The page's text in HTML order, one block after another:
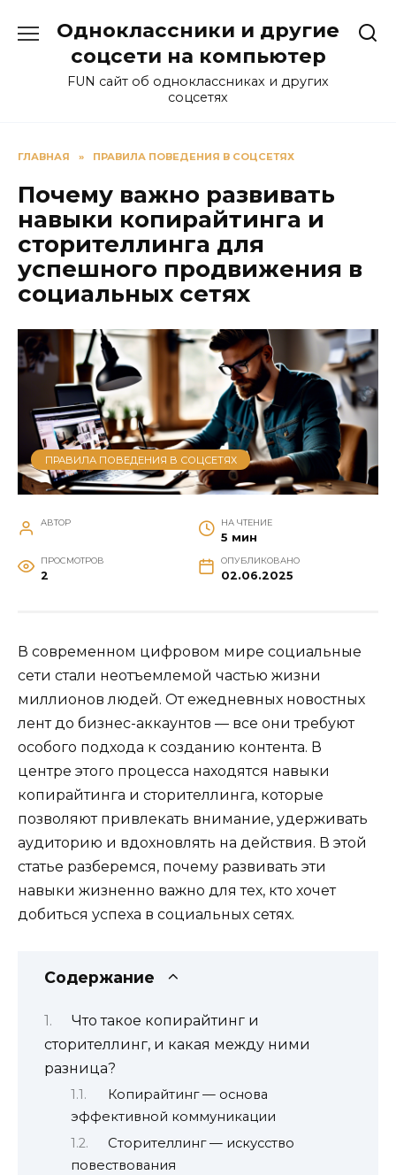
содержанию
Одноклассники и другие
соцсети на компьютер
FUN сайт об одноклассниках и других
соцсетях
ГЛАВНАЯ » ПРАВИЛА ПОВЕДЕНИЯ В СОЦСЕТЯХ
Почему важно развивать
навыки копирайтинга и
сторителлинга для
успешного продвижения в
социальных сетях
ПРАВИЛА ПОВЕДЕНИЯ В СОЦСЕТЯХ
АВТОР НА ЧТЕНИЕ
5 мин
ПРОСМОТРОВ
2
ОПУБЛИКОВАНО
02.06.2025
В современном цифровом мире социальные
сети стали неотъемлемой частью жизни
миллионов людей. От ежедневных новостных
лент до бизнес-аккаунтов — все они требуют
особого подхода к созданию контента. В
центре этого процесса находятся навыки
копирайтинга и сторителлинга, которые
позволяют привлекать внимание, удерживать
аудиторию и вдохновлять на действия. В этой
статье разберемся, почему развивать эти
навыки жизненно важно для тех, кто хочет
добиться успеха в социальных сетях.
Содержание
Что такое копирайтинг и
сторителлинг, и какая между ними
разница?
Копирайтинг — основа
эффективной коммуникации
Сторителлинг — искусство
повествования